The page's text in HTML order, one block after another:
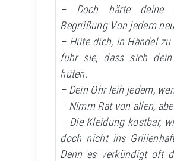
– Doch härte deine
Begrüßung Von jedem
– Hüte dich, in Händel
führ sie, dass sich
hüten.
– Dein Ohr leih jedem,
– Nimm Rat von allen,
– Die Kleidung kostbar,
doch nicht ins
Denn es verkündigt oft